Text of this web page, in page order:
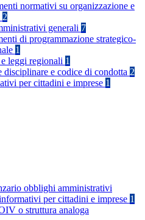
normativi su organizzazione e
2
generali 7
di programmazione strategico-
1
leggi regionali 1
disciplinare e codice di condotta 2
per cittadini e imprese 1
obblighi amministrativi
per cittadini e imprese 1
o struttura analoga